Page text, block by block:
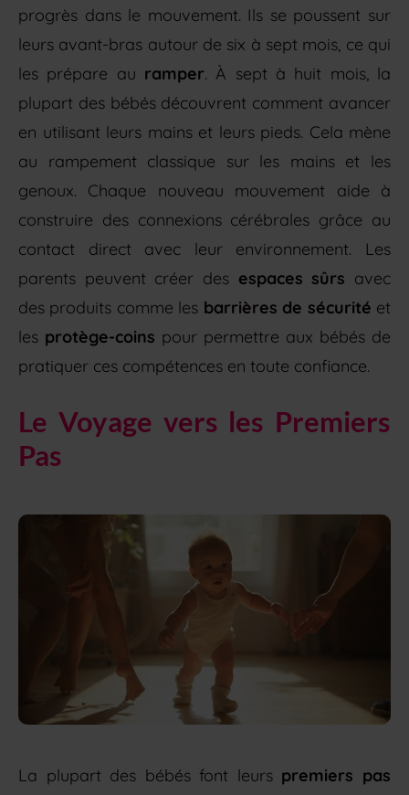
progrès dans le mouvement. Ils se poussent sur
leurs avant-bras autour de six à sept mois, ce qui
les prépare au ramper. À sept à huit mois, la
plupart des bébés découvrent comment avancer
en utilisant leurs mains et leurs pieds. Cela mène
au rampement classique sur les mains et les
genoux. Chaque nouveau mouvement aide à
construire des connexions cérébrales grâce au
contact direct avec leur environnement. Les
parents peuvent créer des espaces sûrs avec
des produits comme les barrières de sécurité et
les protège-coins pour permettre aux bébés de
pratiquer ces compétences en toute confiance.
Le Voyage vers les Premiers
Pas
La plupart des bébés font leurs premiers pas